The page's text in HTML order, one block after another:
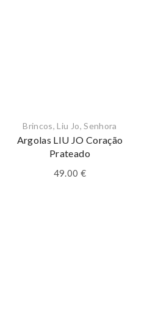
Brincos,Liu Jo,Senhora
Argolas LIU JO Coração
Prateado
49.00 €